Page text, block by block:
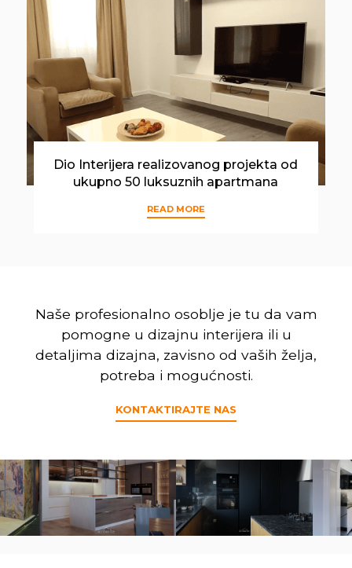
Dio Interijera realizovanog projekta od
ukupno 50 luksuznih apartmana
READ MORE
Naše profesionalno osoblje je tu da vam
pomogne u dizajnu interijera ili u
detaljima dizajna, zavisno od vaših želja,
potreba i mogućnosti.
KONTAKTIRAJTE NAS